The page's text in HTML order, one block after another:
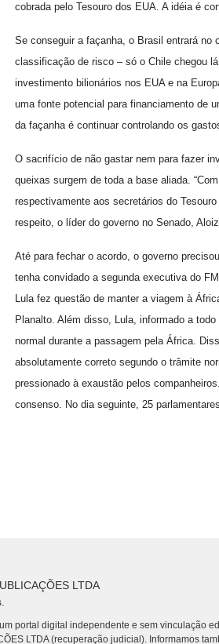
cobrada pelo Tesouro dos EUA. A idéia é
Se conseguir a façanha, o Brasil entrará no
classificação de risco – só o Chile chegou
investimento bilionários nos EUA e na
uma fonte potencial para financiamento de
da façanha é continuar controlando os
O sacrifício de não gastar nem para fazer
queixas surgem de toda a base aliada.
respectivamente aos secretários do
respeito, o líder do governo no Senado,
Até para fechar o acordo, o governo
tenha convidado a segunda executiva do
Lula fez questão de manter a viagem à
Planalto. Além disso, Lula, informado a
normal durante a passagem pela África.
absolutamente correto segundo o trâmite
pressionado à exaustão pelos
consenso. No dia seguinte, 25
LTDA
portal digital independente e sem vinculação
LTDA (recuperação judicial). Informamos